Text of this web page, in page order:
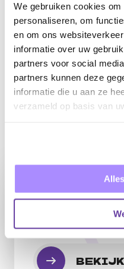
We gebruiken cookies
personaliseren, om
en om ons
informatie over uw
partners voor social
partners kunnen deze
informatie die u aan ze
verzameld op basis van
marketingstrategie in
een hoger niveau te
ons op, onze
JOUW
LATEN